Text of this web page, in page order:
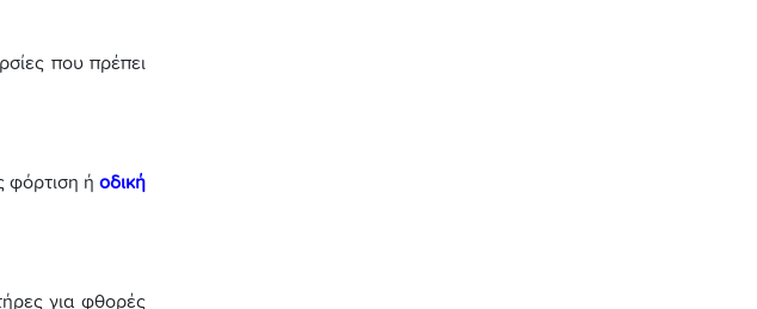
που πρέπει
φόρτιση ή οδική
για φθορές